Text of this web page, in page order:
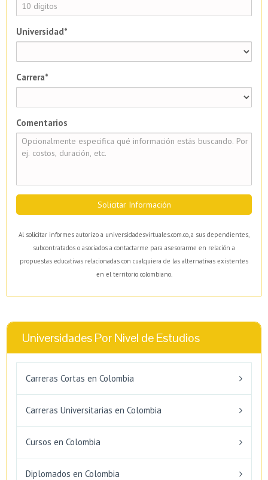
Universidad*
Carrera*
Comentarios
Solicitar Información
Al solicitar informes autorizo a universidadesvirtuales.com.co, a sus dependientes,
subcontratados o asociados a contactarme para asesorarme en relación a
propuestas educativas relacionadas con cualquiera de las alternativas existentes
en el territorio colombiano.
Universidades Por Nivel de Estudios
Carreras Cortas en Colombia
Carreras Universitarias en Colombia
Cursos en Colombia
Diplomados en Colombia